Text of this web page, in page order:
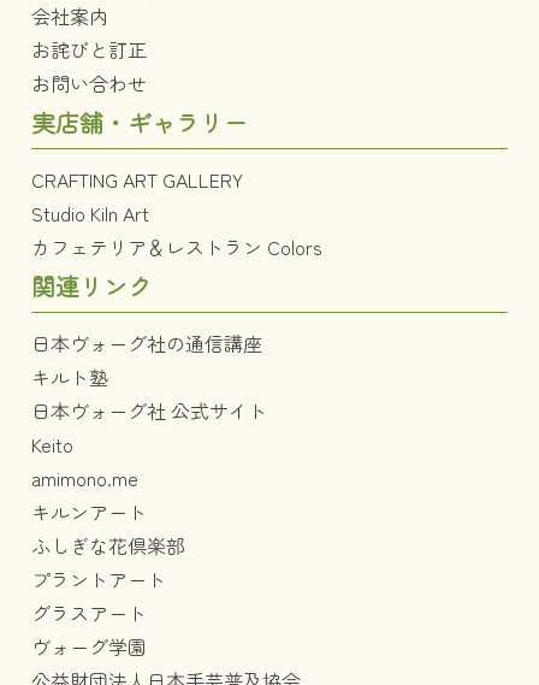
会社案内
お詫びと訂正
お問い合わせ
実店舗・ギャラリー
CRAFTING ART GALLERY
Studio Kiln Art
カフェテリア＆レストラン Colors
関連リンク
日本ヴォーグ社の通信講座
キルト塾
日本ヴォーグ社 公式サイト
Keito
amimono.me
キルンアート
ふしぎな花倶楽部
プラントアート
グラスアート
ヴォーグ学園